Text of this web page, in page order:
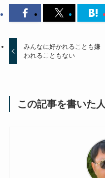
みんなに好かれることも嫌
われることもない
この記事を書いた人